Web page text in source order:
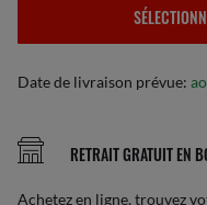
Date de livraison prévue:
RETRAIT GRATUIT EN
Achetez en ligne, trouvez